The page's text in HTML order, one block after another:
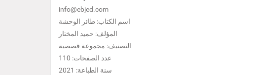
info@ebjed.com
اسم الكتاب: طائر الوحشة
المؤلف: حميد المختار
التصنيف: مجموعة قصصية
عدد الصفحات: 110
سنة الطباعة: 2021